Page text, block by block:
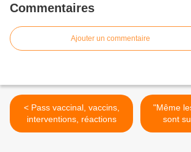
Commentaires
Ajouter un commentaire
< Pass vaccinal, vaccins,
interventions, réactions
"Même
sont